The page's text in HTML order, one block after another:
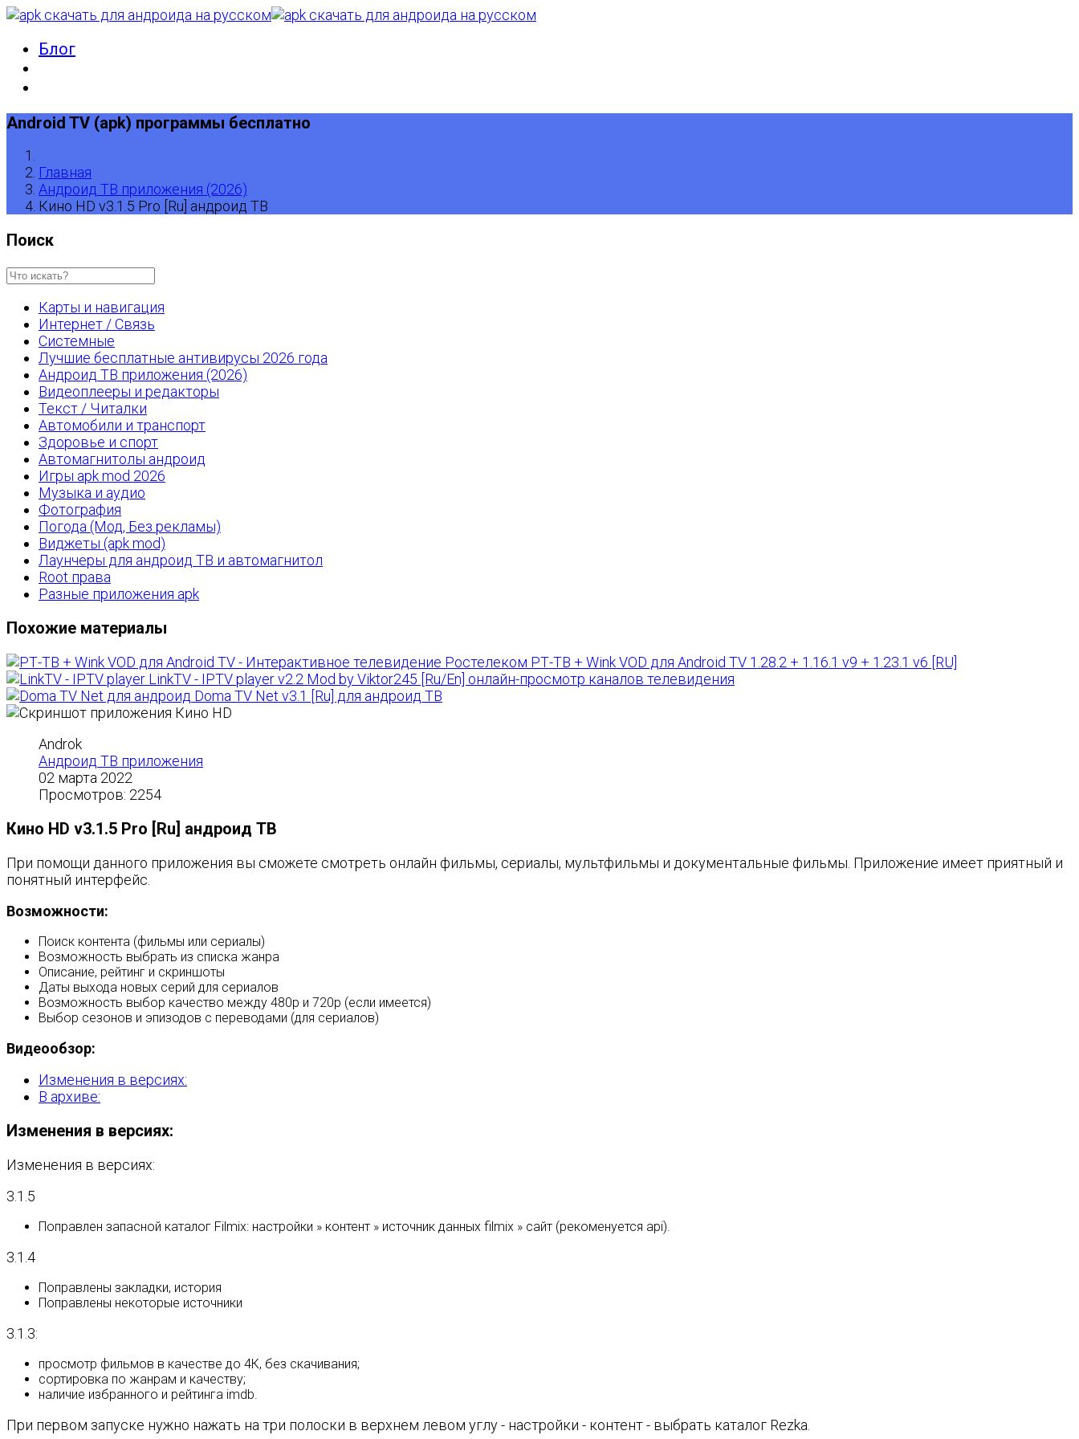
Блог
Android TV (apk) программы бесплатно
Главная
Андроид ТВ приложения (2026)
Кино HD v3.1.5 Pro [Ru] андроид ТВ
Поиск
Карты и навигация
Интернет / Связь
Системные
Лучшие бесплатные антивирусы 2026 года
Андроид ТВ приложения (2026)
Видеоплееры и редакторы
Текст / Читалки
Автомобили и транспорт
Здоровье и спорт
Автомагнитолы андроид
Игры apk mod 2026
Музыка и аудио
Фотография
Погода (Мод, Без рекламы)
Виджеты (apk mod)
Лаунчеры для андроид ТВ и автомагнитол
Root права
Разные приложения apk
Похожие материалы
РТ-ТВ + Wink VOD для Android TV 1.28.2 + 1.16.1 v9 + 1.23.1 v6 [RU]
LinkTV - IPTV player v2.2 Mod by Viktor245 [Ru/En] онлайн-просмотр каналов телевидения
Doma TV Net v3.1 [Ru] для андроид ТВ
Androk
Андроид ТВ приложения
02 марта 2022
Просмотров: 2254
Кино HD v3.1.5 Pro [Ru] андроид ТВ
При помощи данного приложения вы сможете смотреть онлайн фильмы, сериалы, мультфильмы и документальные фильмы. Приложение имеет приятный и
понятный интерфейс.
Возможности:
Поиск контента (фильмы или сериалы)
Возможность выбрать из списка жанра
Описание, рейтинг и скриншоты
Даты выхода новых серий для сериалов
Возможность выбор качество между 480p и 720p (если имеется)
Выбор сезонов и эпизодов с переводами (для сериалов)
Видеообзор:
Изменения в версиях:
В архиве:
Изменения в версиях:
Изменения в версиях:
3.1.5
Поправлен запасной каталог Filmix: настройки » контент » источник данных filmix » сайт (рекоменуется api).
3.1.4
Поправлены закладки, история
Поправлены некоторые источники
3.1.3:
просмотр фильмов в качестве до 4К, без скачивания;
сортировка по жанрам и качеству;
наличие избранного и рейтинга imdb.
При первом запуске нужно нажать на три полоски в верхнем левом углу - настройки - контент - выбрать каталог Rezka.